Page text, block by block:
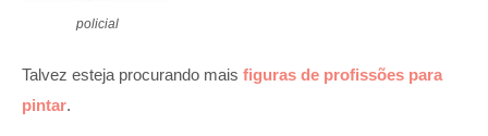
policial
Talvez esteja procurando mais figuras de profissões para
pintar.